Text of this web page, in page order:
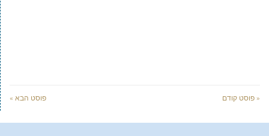
« פוסט קודם פוסט הבא »